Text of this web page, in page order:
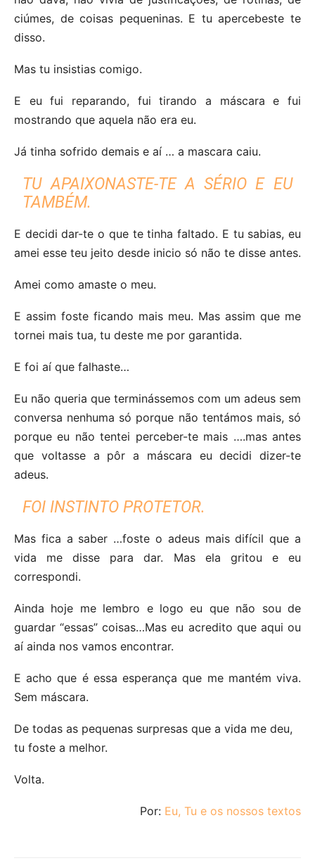
ciúmes, de coisas pequeninas. E tu apercebeste te
disso.
Mas tu insistias comigo.
E eu fui reparando, fui tirando a máscara e fui
mostrando que aquela não era eu.
Já tinha sofrido demais e aí … a mascara caiu.
TU APAIXONASTE-TE A SÉRIO E EU
TAMBÉM.
E decidi dar-te o que te tinha faltado. E tu sabias, eu
amei esse teu jeito desde inicio só não te disse antes.
Amei como amaste o meu.
E assim foste ficando mais meu. Mas assim que me
tornei mais tua, tu deste me por garantida.
E foi aí que falhaste…
Eu não queria que terminássemos com um adeus sem
conversa nenhuma só porque não tentámos mais, só
porque eu não tentei perceber-te mais ….mas antes
que voltasse a pôr a máscara eu decidi dizer-te
adeus.
FOI INSTINTO PROTETOR.
Mas fica a saber …foste o adeus mais difícil que a
vida me disse para dar. Mas ela gritou e eu
correspondi.
Ainda hoje me lembro e logo eu que não sou de
guardar “essas” coisas…Mas eu acredito que aqui ou
aí ainda nos vamos encontrar.
E acho que é essa esperança que me mantém viva.
Sem máscara.
De todas as pequenas surpresas que a vida me deu,
tu foste a melhor.
Volta.
Por: Eu, Tu e os nossos textos